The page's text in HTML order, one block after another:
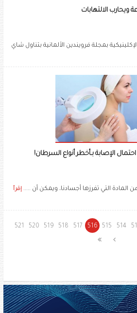
ويحارب الالتهابات
بمجلة فرويندين الألمانية بتناول شاي
الإصابة بـأخطر أنواع السرطان!
المادة التي تفرزها أجسادنا، ويمكن أن ..... إقرأ
514
515
516
517
518
519
520
521